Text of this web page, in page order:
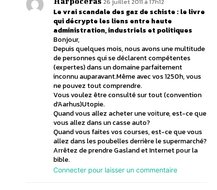
Le vrai scandale des gaz de schiste : le livre
qui décrypte les liens entre haute
administration, industriels et politiques
Bonjour,
Depuis quelques mois, nous avons une multitude
de personnes qui se déclarent compétentes
(expertes) dans un domaine parfaitement
inconnu auparavant.Même avec vos 1250h, vous
ne pouvez tout comprendre.
Vous voulez être consulté sur tout (convention
d’Aarhus)Utopie.
Quand vous allez acheter une voiture, est-ce que
vous allez dans un casse auto?
Quand vous faites vos courses, est-ce que vous
allez dans les poubelles derrière le supermarché?
Arrêtez de prendre Gasland et Internet pour la
bible.
Connecter pour laisser un commentaire